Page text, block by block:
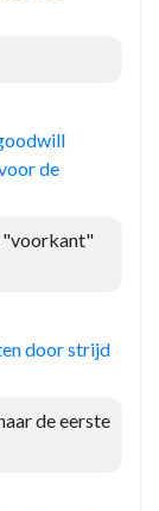
de
"voorkant"
door strijd
de eerste